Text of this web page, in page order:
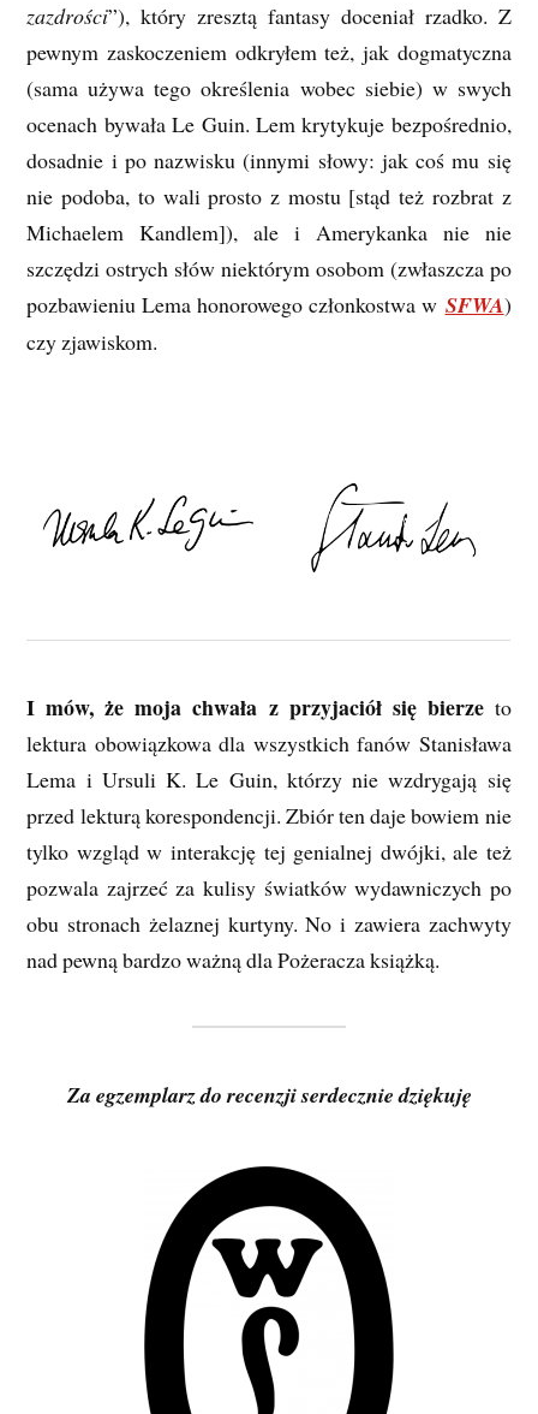
zazdrości”), który zresztą fantasy doceniał rzadko. Z
pewnym zaskoczeniem odkryłem też, jak dogmatyczna
(sama używa tego określenia wobec siebie) w swych
ocenach bywała Le Guin. Lem krytykuje bezpośrednio,
dosadnie i po nazwisku (innymi słowy: jak coś mu się
nie podoba, to wali prosto z mostu [stąd też rozbrat z
Michaelem Kandlem]), ale i Amerykanka nie nie
szczędzi ostrych słów niektórym osobom (zwłaszcza po
pozbawieniu Lema honorowego członkostwa w SFWA)
czy zjawiskom.
I mów, że moja chwała z przyjaciół się bierze to
lektura obowiązkowa dla wszystkich fanów Stanisława
Lema i Ursuli K. Le Guin, którzy nie wzdrygają się
przed lekturą korespondencji. Zbiór ten daje bowiem nie
tylko wzgląd w interakcję tej genialnej dwójki, ale też
pozwala zajrzeć za kulisy światków wydawniczych po
obu stronach żelaznej kurtyny. No i zawiera zachwyty
nad pewną bardzo ważną dla Pożeracza książką.
Za egzemplarz do recenzji serdecznie dziękuję